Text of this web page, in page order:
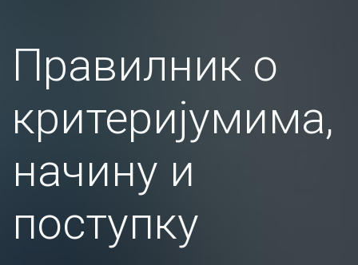
Правилник о
критеријумима,
начину и
поступку